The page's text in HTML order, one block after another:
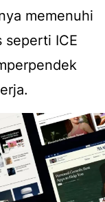
memenuhi
seperti ICE